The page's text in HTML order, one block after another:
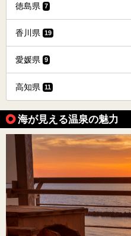
徳島県 7
香川県 19
愛媛県 9
高知県 11
海が見える温泉の魅力